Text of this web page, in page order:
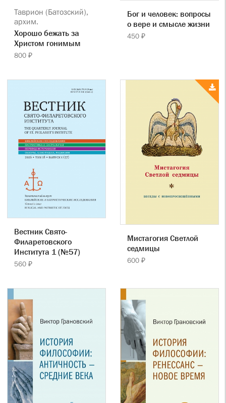
Таврион (Батозский),
архим.
Хорошо бежать за
Христом гонимым
800 ₽
Бог и человек: вопросы
о вере и смысле жизни
450 ₽
Вестник Свято-
Филаретовского
Института 1 (№57)
560 ₽
Мистагогия Светлой
седмицы
600 ₽